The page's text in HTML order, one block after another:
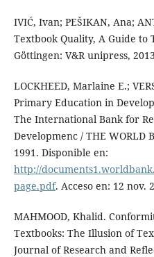
IVIĆ, Ivan; PEŠIKAN, Ana;
Textbook Quality, A Guide to
Göttingen: V&R unipress,
LOCKHEED, Marlaine E.;
Primary Education in
The International Bank for
Developmenc / THE WORLD
1991. Disponible en:
http://
page.pdf. Acceso en: 12 nov.
MAHMOOD, Khalid.
Textbooks: The Illusion of
Journal of Research and